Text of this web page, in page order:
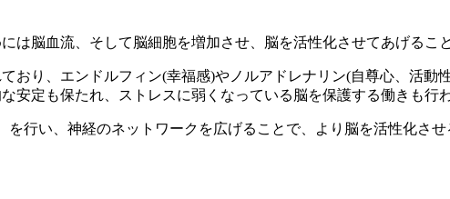
脳血流、そして脳細胞を増加させ、脳を活性化させてあげるこ
り、エンドルフィン(幸福感)やノルアドレナリン(自尊心、活動
定も保たれ、ストレスに弱くなっている脳を保護する働きも行わ
行い、神経のネットワークを広げることで、より脳を活性化さ